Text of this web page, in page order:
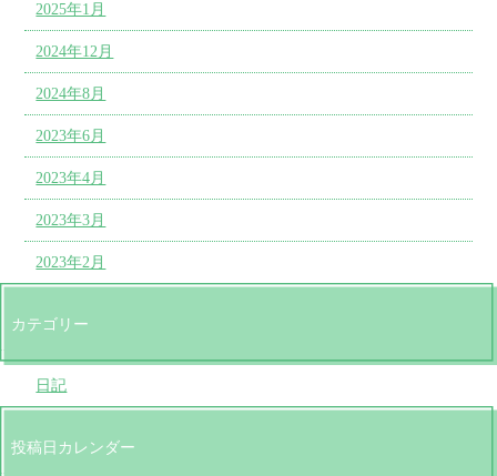
2025年1月
2024年12月
2024年8月
2023年6月
2023年4月
2023年3月
2023年2月
カテゴリー
日記
投稿日カレンダー